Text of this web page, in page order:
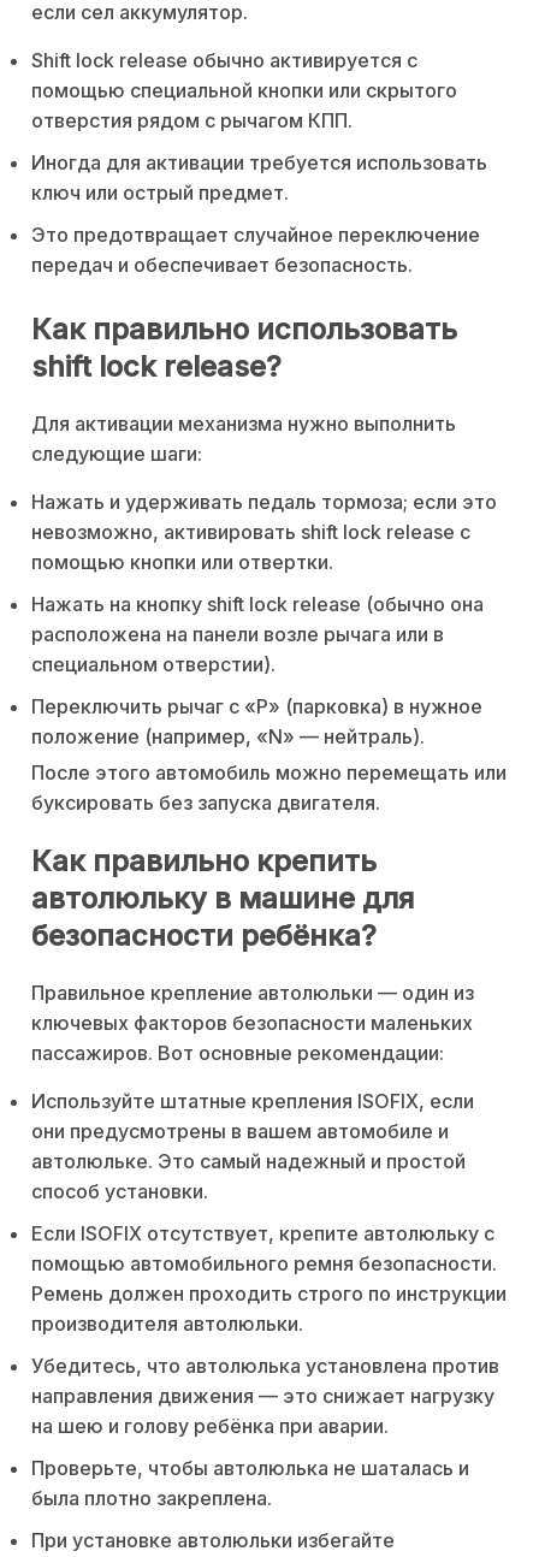
если сел аккумулятор.
Shift lock release обычно активируется с
помощью специальной кнопки или скрытого
отверстия рядом с рычагом КПП.
Иногда для активации требуется использовать
ключ или острый предмет.
Это предотвращает случайное переключение
передач и обеспечивает безопасность.
Как правильно использовать
shift lock release?
Для активации механизма нужно выполнить
следующие шаги:
Нажать и удерживать педаль тормоза; если это
невозможно, активировать shift lock release с
помощью кнопки или отвертки.
Нажать на кнопку shift lock release (обычно она
расположена на панели возле рычага или в
специальном отверстии).
Переключить рычаг с «P» (парковка) в нужное
положение (например, «N» — нейтраль).
После этого автомобиль можно перемещать или
буксировать без запуска двигателя.
Как правильно крепить
автолюльку в машине для
безопасности ребёнка?
Правильное крепление автолюльки — один из
ключевых факторов безопасности маленьких
пассажиров. Вот основные рекомендации:
Используйте штатные крепления ISOFIX, если
они предусмотрены в вашем автомобиле и
автолюльке. Это самый надежный и простой
способ установки.
Если ISOFIX отсутствует, крепите автолюльку с
помощью автомобильного ремня безопасности.
Ремень должен проходить строго по инструкции
производителя автолюльки.
Убедитесь, что автолюлька установлена против
направления движения — это снижает нагрузку
на шею и голову ребёнка при аварии.
Проверьте, чтобы автолюлька не шаталась и
была плотно закреплена.
При установке автолюльки избегайте